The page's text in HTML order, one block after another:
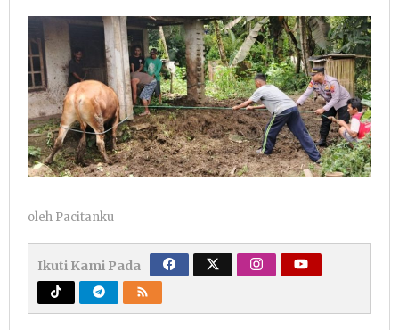
oleh Pacitanku
Ikuti Kami Pada